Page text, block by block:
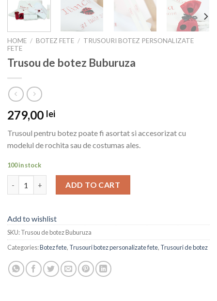
HOME / BOTEZ FETE / TRUSOURI BOTEZ PERSONALIZATE
FETE
Trusou de botez Buburuza
279,00 lei
Trusoul pentru botez poate fi asortat si accesorizat cu
modelul de rochita sau de costumas ales.
100 in stock
ADD TO CART
Add to wishlist
SKU:Trusou de botez Buburuza
Categories:Botez fete, Trusouri botez personalizate fete, Trusouri de botez